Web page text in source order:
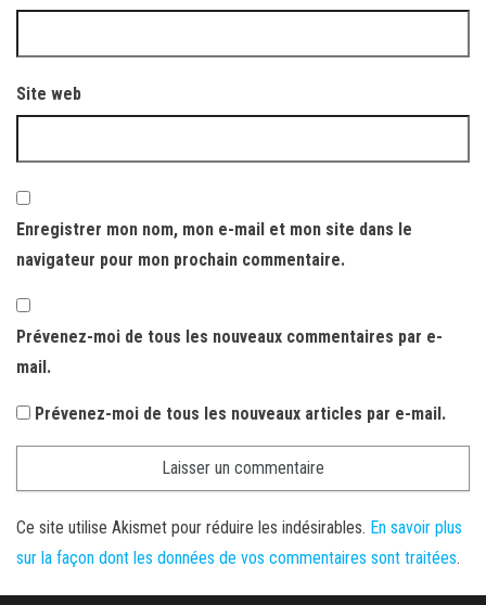
Site web
Enregistrer mon nom, mon e-mail et mon site dans le
navigateur pour mon prochain commentaire.
Prévenez-moi de tous les nouveaux commentaires par e-
mail.
Prévenez-moi de tous les nouveaux articles par e-mail.
Ce site utilise Akismet pour réduire les indésirables. En savoir plus
sur la façon dont les données de vos commentaires sont traitées.